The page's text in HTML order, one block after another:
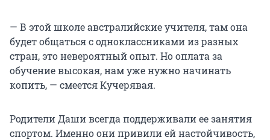
— В этой школе австралийские учителя, там она
будет общаться с одноклассниками из разных
стран, это невероятный опыт. Но оплата за
обучение высокая, нам уже нужно начинать
копить, — смеется Кучерявая.
Родители Даши всегда поддерживали ее занятия
спортом. Именно они привили ей настойчивость,